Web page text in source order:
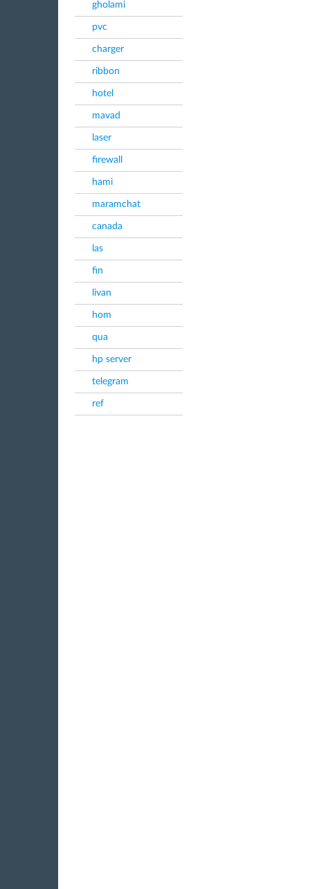
gholami
pvc
charger
ribbon
hotel
mavad
laser
firewall
hami
maramchat
canada
las
fin
livan
hom
qua
hp server
telegram
ref